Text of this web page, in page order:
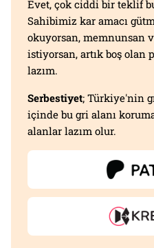
Evet, çok ciddi bir teklif
Sahibimiz kar amacı
okuyorsan, memnunsan
istiyorsan, artık boş olan
lazım.
Serbestiyet; Türkiye'nin
içinde bu gri alanı
alanlar lazım olur.